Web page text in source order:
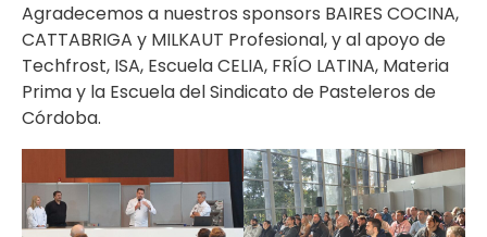
Agradecemos a nuestros sponsors BAIRES COCINA,
CATTABRIGA y MILKAUT Profesional, y al apoyo de
Techfrost, ISA, Escuela CELIA, FRÍO LATINA, Materia
Prima y la Escuela del Sindicato de Pasteleros de
Córdoba.